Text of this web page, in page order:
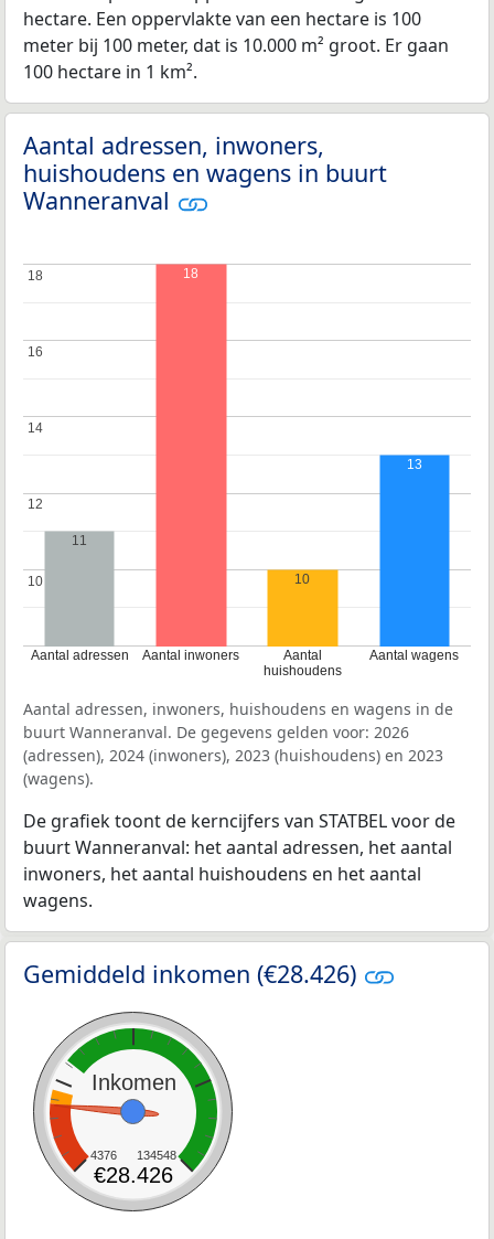
hectare. Een oppervlakte van een hectare is 100
meter bij 100 meter, dat is 10.000 m² groot. Er gaan
100 hectare in 1 km².
Aantal adressen, inwoners,
huishoudens en wagens in buurt
Wanneranval
Aantal adressen Aantal inwoners
Aantal
huishoudens
Aantal wagens
10
10
12
12
14
14
16
16
18
18
11
18
10
13
Aantal adressen, inwoners, huishoudens en wagens in de
buurt Wanneranval. De gegevens gelden voor: 2026
(adressen), 2024 (inwoners), 2023 (huishoudens) en 2023
(wagens).
De grafiek toont de kerncijfers van STATBEL voor de
buurt Wanneranval: het aantal adressen, het aantal
inwoners, het aantal huishoudens en het aantal
wagens.
Gemiddeld inkomen (€28.426)
Inkomen
4376 134548
€28.426